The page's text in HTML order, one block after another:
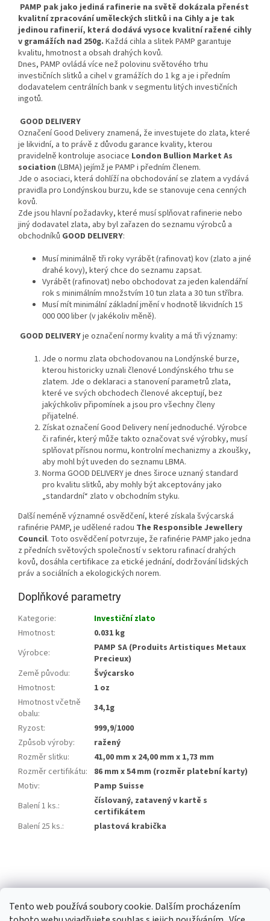
Tento web používá soubory cookie. Dalším procházením
PAMP pak jako jediná rafinerie na světě dokázala přenést
kvalitní zpracování uměleckých slitků i na Cihly a je tak
jedinou rafinerií, která dodává vysoce kvalitní ražené cihly
v gramážích nad 250g. Každá cihla a slitek PAMP garantuje
kvalitu, hmotnost a obsah drahých kovů.
Dnes, PAMP ovládá více než polovinu světového trhu
investičních slitků a cihel v gramážích do 1 kg a je i předním
dodavatelem centrálních bank v segmentu litých investičních
ingotů.
GOOD DELIVERY
Označení Good Delivery znamená, že investujete do zlata, které
je likvidní, a to právě z důvodu garance kvality, kterou
pravidelně kontroluje asociace London Bullion Market As
sociation (LBMA) jejímž je PAMP i předním členem.
Jde o asociaci, která dohlíží na obchodování se zlatem a vydává
pravidla pro Londýnskou burzu, kde se stanovuje cena cenných
kovů.
Zde jsou hlavní požadavky, které musí splňovat rafinerie nebo
jiný dodavatel zlata, aby byl zařazen do seznamu výrobců a
obchodníků GOOD DELIVERY:
Musí minimálně tři roky vyrábět (rafinovat) kov (zlato a jiné
drahé kovy), který chce do seznamu zapsat.
Vyrábět (rafinovat) nebo obchodovat za jeden kalendářní
rok s minimálním množstvím 10 tun zlata a 30 tun stříbra.
Musí mít minimální základní jmění v hodnotě likvidních 15
000 000 liber (v jakékoliv měně).
GOOD DELIVERYje označení normy kvality a má tři významy:
Jde o normu zlata obchodovanou na Londýnské burze,
kterou historicky uznali členové Londýnského trhu se
zlatem. Jde o deklaraci a stanovení parametrů zlata,
které ve svých obchodech členové akceptují, bez
jakýchkoliv připomínek a jsou pro všechny členy
přijatelné.
Získat označení Good Delivery není jednoduché. Výrobce
či rafinér, který může takto označovat své výrobky, musí
splňovat přísnou normu, kontrolní mechanizmy a zkoušky,
aby mohl být uveden do seznamu LBMA.
Norma GOOD DELIVERY je dnes široce uznaný standard
pro kvalitu slitků, aby mohly být akceptovány jako
„standardní“ zlato v obchodním styku.
Další neméně významné osvědčení, které získala švýcarská
rafinérie PAMP, je udělené radou The Responsible Jewellery
Council. Toto osvědčení potvrzuje, že rafinérie PAMP jako jedna
z předních světových společností v sektoru rafinací drahých
kovů, dosáhla certifikace za etické jednání, dodržování lidských
práv a sociálních a ekologických norem.
Doplňkové parametry
Kategorie:
Investiční zlato
Hmotnost:
0.031 kg
Výrobce:
PAMP SA (Produits Artistiques Metaux
Precieux)
Země původu:
Švýcarsko
Hmotnost:
1 oz
Hmotnost včetně
obalu:
34,1g
Ryzost:
999,9/1000
Způsob výroby:
ražený
Rozměr slitku:
41,00 mm x 24,00 mm x 1,73 mm
Rozměr certifikátu:
86 mm x 54 mm (rozměr platební karty)
Motiv:
Pamp Suisse
Balení 1 ks.:
číslovaný, zatavený v kartě s
certifikátem
Balení 25 ks.: plastová krabička
p